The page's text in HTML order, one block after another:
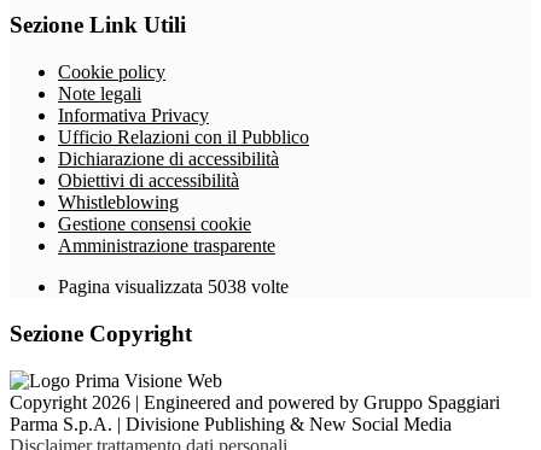
Sezione Link Utili
Cookie policy
Note legali
Informativa Privacy
Ufficio Relazioni con il Pubblico
Dichiarazione di accessibilità
Obiettivi di accessibilità
Whistleblowing
Gestione consensi cookie
Amministrazione trasparente
Pagina visualizzata 5038 volte
Sezione Copyright
Copyright 2026 | Engineered and powered by Gruppo Spaggiari
Parma S.p.A. | Divisione Publishing & New Social Media
Disclaimer trattamento dati personali